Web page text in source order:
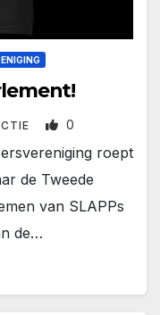
0
roept
de Tweede
van SLAPPs
de…